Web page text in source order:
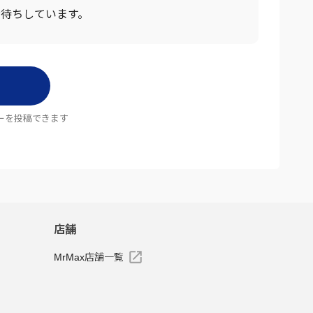
ちしています。
を投稿できます
店舗
MrMax店舗一覧